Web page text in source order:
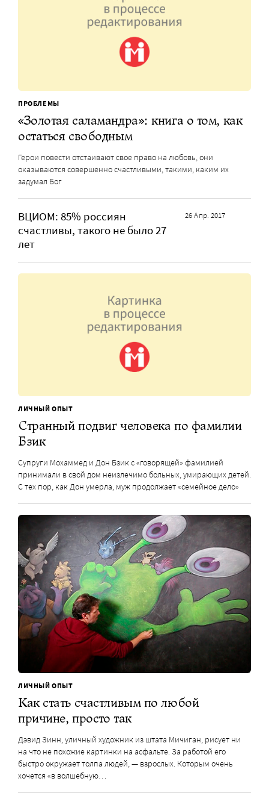
ПРОБЛЕМЫ
«Золотая саламандра»: книга о том, как
остаться свободным
Герои повести отстаивают свое право на любовь, они
оказываются совершенно счастливыми, такими, каким их
задумал Бог
ВЦИОМ: 85% россиян
счастливы, такого не было 27
лет
26 Апр. 2017
ЛИЧНЫЙ ОПЫТ
Странный подвиг человека по фамилии
Бзик
Супруги Мохаммед и Дон Бзик с «говорящей» фамилией
принимали в свой дом неизлечимо больных, умирающих детей.
С тех пор, как Дон умерла, муж продолжает «семейное дело»
ЛИЧНЫЙ ОПЫТ
Как стать счастливым по любой
причине, просто так
Дэвид Зинн, уличный художник из штата Мичиган, рисует ни
на что не похожие картинки на асфальте. За работой его
быстро окружает толпа людей, — взрослых. Которым очень
хочется «в волшебную…